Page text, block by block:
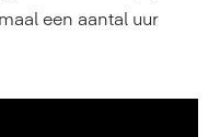
een aantal uur